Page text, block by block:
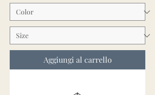
Aggiungi al carrello